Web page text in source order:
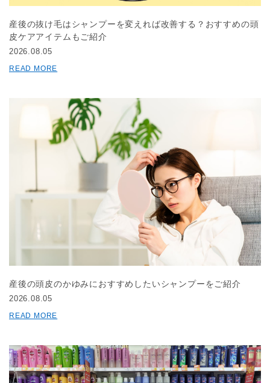
産後の抜け毛はシャンプーを変えれば改善する？おすすめの頭
皮ケアアイテムもご紹介
2026.08.05
READ MORE
産後の頭皮のかゆみにおすすめしたいシャンプーをご紹介
2026.08.05
READ MORE